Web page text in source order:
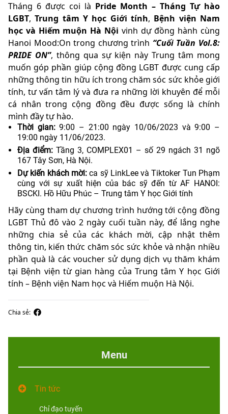
Tháng 6 được coi là Pride Month – Tháng Tự hào
LGBT,Trung tâm Y học Giới tính, Bệnh viện Nam
học và Hiếm muộn Hà Nội vinh dự đồng hành cùng
Hanoi Mood:On trong chương trình “Cuối Tuần Vol.8:
PRIDE ON”, thông qua sự kiện này Trung tâm mong
muốn góp phần giúp cộng đồng LGBT được cung cấp
những thông tin hữu ích trong chăm sóc sức khỏe giới
tính, tư vấn tâm lý và đưa ra những lời khuyên để mỗi
cá nhân trong cộng đồng đều được sống là chính
mình đầy tự hào.
Thời gian:9:00 – 21:00 ngày 10/06/2023 và 9:00 –
19:00 ngày 11/06/2023.
Địa điểm: Tầng 3, COMPLEX01 – số 29 ngách 31 ngõ
167 Tây Sơn, Hà Nội.
Dự kiến khách mời:ca sỹ LinkLee và Tiktoker Tun Phạm
cùng với sự xuất hiện của bác sỹ đến từ AF HANOI:
BSCKI. Hồ Hữu Phúc – Trung tâm Y học Giới tính
Hãy cùng tham dự chương trình hướng tới cộng đồng
LGBT Thủ đô vào 2 ngày cuối tuần này, để lắng nghe
những chia sẻ của các khách mời, cập nhật thêm
thông tin, kiến thức chăm sóc sức khỏe và nhận nhiều
phần quà là các voucher sử dụng dịch vụ thăm khám
tại Bệnh viện từ gian hàng của Trung tâm Y học Giới
tính – Bệnh viện Nam học và Hiếm muộn Hà Nội.
Chia sẻ:
Menu
Tin tức
Chỉ đạo tuyến